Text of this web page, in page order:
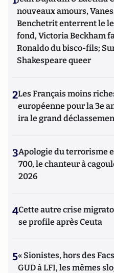
nouveaux amours,
Benchetrit enterrent le
fond, Victoria Beckham
Ronaldo du bisco-fils;
Shakespeare queer
2Les Français moins
européenne pour la 3e
ira le grand
3Apologie du terrorisme
700, le chanteur à
2026
4Cette autre crise
se profile après Ceuta
5« Sionistes, hors des
GUD à LFI, les mêmes